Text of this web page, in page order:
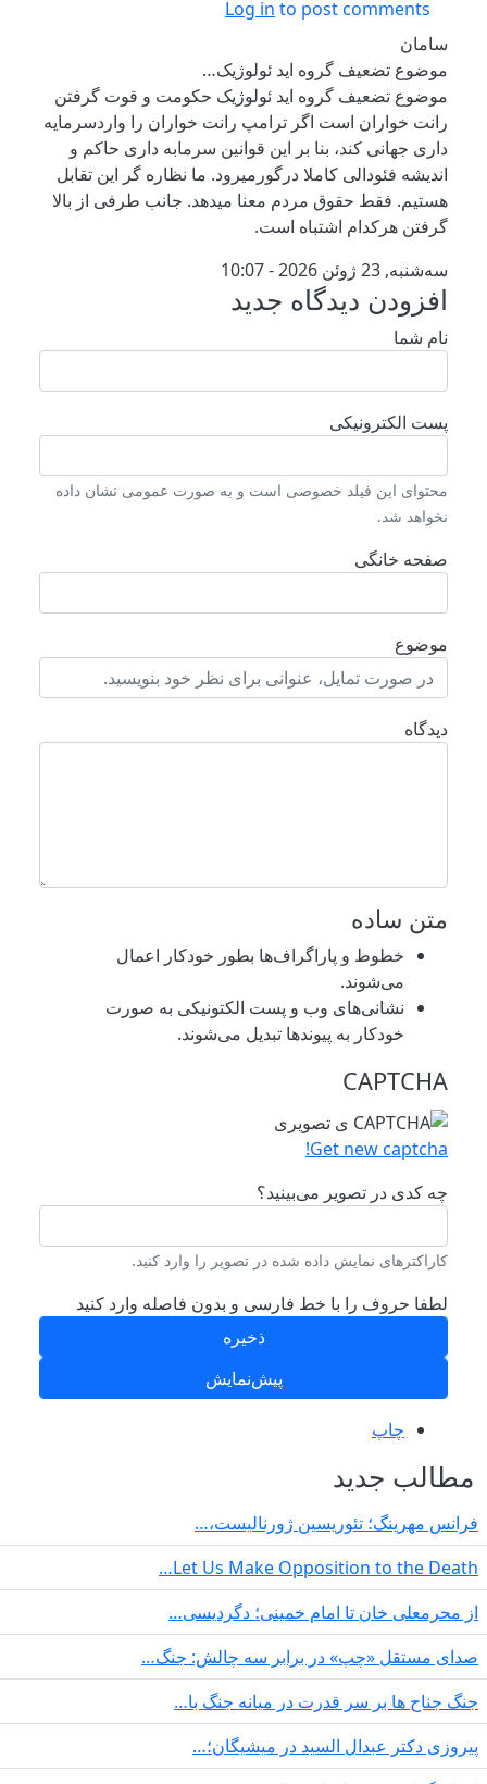
Log in to post comments
سامان
موضوع تضعیف گروه اید ئولوژیک…
موضوع تضعیف گروه اید ئولوژیک حکومت و قوت گرفتن
رانت خواران است اگر ترامپ رانت خواران را واردسرمایه
داری جهانی کند، بنا بر این قوانین سرمابه داری حاکم و
اندیشه فئودالی کاملا درگورمیرود. ما نظاره گر این تقابل
هستیم. فقط حقوق مردم معنا میدهد. جانب طرفی از بالا
گرفتن هرکدام اشتباه است.
سه‌شنبه, 23 ژوئن 2026 - 10:07
افزودن دیدگاه جدید
نام شما
پست الکترونیکی
محتوای این فیلد خصوصی است و به صورت عمومی نشان داده
نخواهد شد.
صفحه خانگی
موضوع
دیدگاه
متن ساده
خطوط و پاراگراف‌ها بطور خودکار اعمال
می‌شوند.
نشانی‌های وب و پست الکتونیکی به صورت
خودکار به پیوند‌ها تبدیل می‌شوند.
CAPTCHA
Get new captcha!
چه کدی در تصویر می‌بینید؟
کاراکترهای نمایش داده شده در تصویر را وارد کنید.
لطفا حروف را با خط فارسی و بدون فاصله وارد کنید
چاپ
مطالب جدید
فرانس مهرینگ؛ تئوریسین ژورنالیست،…
Let Us Make Opposition to the Death…
از محرمعلی خان تا امام خمینی؛ دگردیسی…
صدای مستقل «چپ» در برابر سه چالش: جنگ…
جنگ جناح ها بر سر قدرت در میانە جنگ با…
پیروزی دکتر عبدال السید در میشیگان؛…